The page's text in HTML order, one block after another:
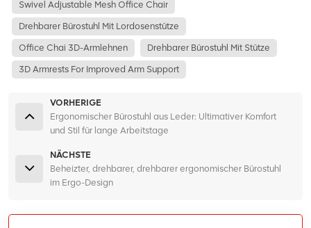
Swivel Adjustable Mesh Office Chair
Drehbarer Bürostuhl Mit Lordosenstütze
Office Chai 3D-Armlehnen Drehbarer Bürostuhl Mit Stütze
3D Armrests For Improved Arm Support
VORHERIGE
Ergonomischer Bürostuhl aus Leder: Ultimativer Komfort
und Stil für lange Arbeitstage
NÄCHSTE
Beheizter, drehbarer, drehbarer ergonomischer Bürostuhl
im Ergo-Design